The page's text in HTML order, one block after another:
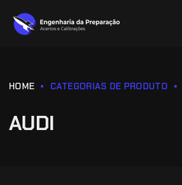
HOME CATEGORIAS DE PRODUTO
AUDI